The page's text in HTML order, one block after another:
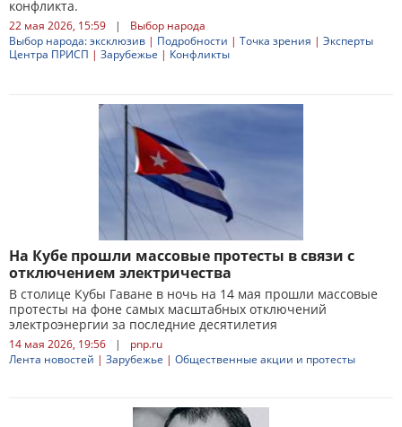
конфликта.
22 мая 2026, 15:59 |
Выбор народа
Выбор народа: эксклюзив | Подробности | Точка зрения | Эксперты
Центра ПРИСП | Зарубежье | Конфликты
На Кубе прошли массовые протесты в связи с
отключением электричества
В столице Кубы Гаване в ночь на 14 мая прошли массовые
протесты на фоне самых масштабных отключений
электроэнергии за последние десятилетия
14 мая 2026, 19:56 |
pnp.ru
Лента новостей | Зарубежье | Общественные акции и протесты